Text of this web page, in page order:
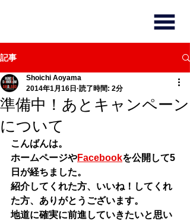
記事
準備中！あとキャンペーン
について
Shoichi Aoyama
2014年1月16日 読了時間: 2分
こんばんは。
​ホームページやFacebookを公開して5
日が経ちました。
紹介してくれた方、いいね！してくれ
た方、ありがとうございます。
地道に確実に前進していきたいと思い